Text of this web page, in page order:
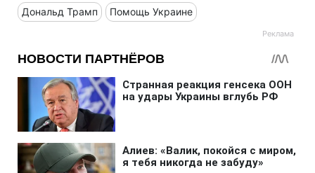
Дональд Трамп Помощь Украине